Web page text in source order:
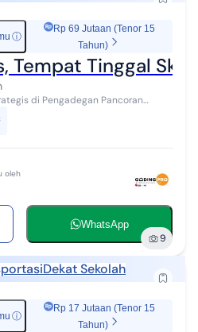
ⓘ
Rp 69 Jutaan (Tenor 15
Tahun)
Tempat Tinggal
di Pengadegan Pancoran
oleh
WhatsApp
9
Dekat Sekolah
ⓘ
Rp 17 Jutaan (Tenor 15
Tahun)